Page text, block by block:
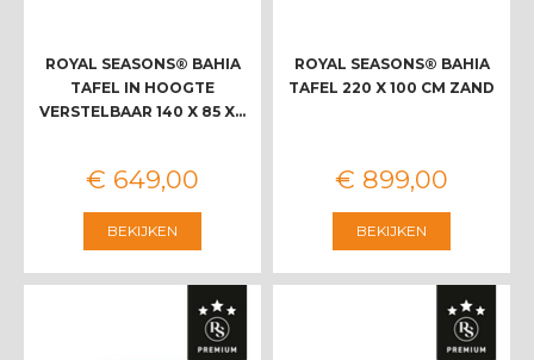
ROYAL SEASONS® BAHIA
TAFEL IN HOOGTE
VERSTELBAAR 140 X 85 X…
€ 649,00
BEKIJKEN
ROYAL SEASONS® BAHIA
TAFEL 220 X 100 CM ZAND
€ 899,00
BEKIJKEN